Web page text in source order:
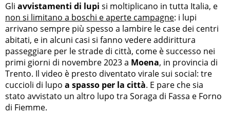
Gli avvistamenti di lupi si moltiplicano in tutta Italia, e
non si limitano a boschi e aperte campagne: i lupi
arrivano sempre più spesso a lambire le case dei centri
abitati, e in alcuni casi si fanno vedere addirittura
passeggiare per le strade di città, come è successo nei
primi giorni di novembre 2023 a Moena, in provincia di
Trento. Il video è presto diventato virale sui social: tre
cuccioli di lupo a spasso per la città. E pare che sia
stato avvistato un altro lupo tra Soraga di Fassa e Forno
di Fiemme.